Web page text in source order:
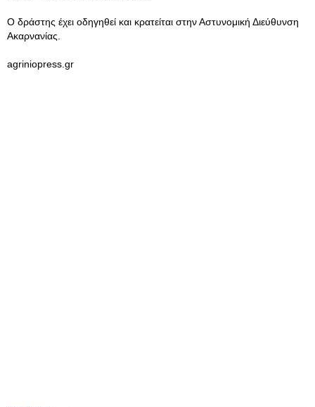
Ο δράστης έχει οδηγηθεί και κρατείται στην Αστυνομική Διεύθυνση
Ακαρνανίας.
agriniopress.gr